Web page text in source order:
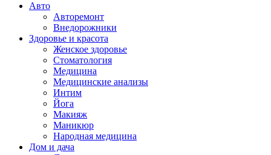
Авто
Авторемонт
Внедорожники
Здоровье и красота
Женское здоровье
Стоматология
Медицина
Медицинские анализы
Интим
Йога
Макияж
Маникюр
Народная медицина
Дом и дача